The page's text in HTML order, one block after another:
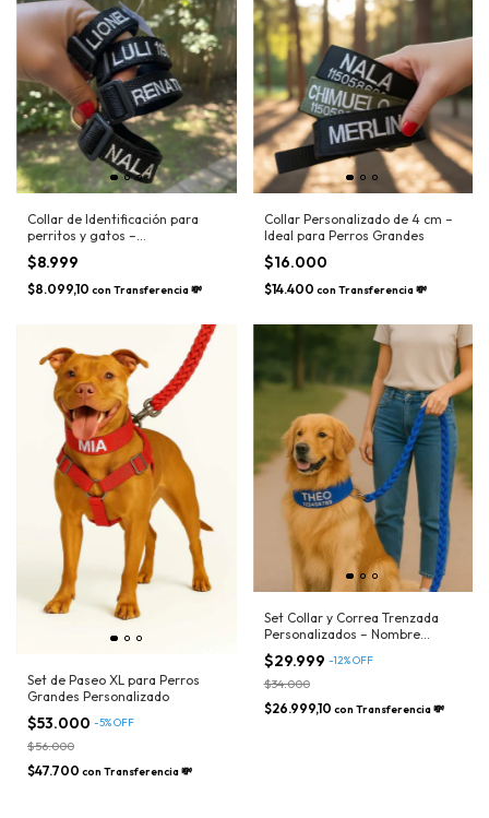
Collar de Identificación para
perritos y gatos –
Personalizable con Nombre y
Teléfono
$8.999
$8.099,10 con Transferencia 💸
Collar Personalizado de 4 cm –
Ideal para Perros Grandes
$16.000
$14.400 con Transferencia 💸
Set de Paseo XL para Perros
Grandes Personalizado
$53.000 -5%OFF
$56.000
$47.700 con Transferencia 💸
Set Collar y Correa Trenzada
Personalizados – Nombre
Bordado
$29.999 -12%OFF
$34.000
$26.999,10 con Transferencia 💸